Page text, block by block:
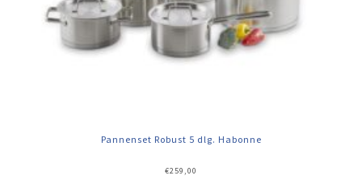
Pannenset Robust 5 dlg. Habonne
€259,00